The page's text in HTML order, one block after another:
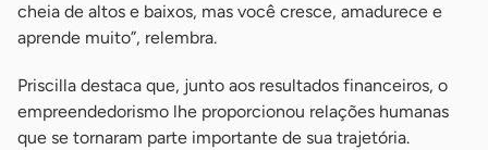
cheia de altos e baixos, mas você cresce, amadurece e
aprende muito”, relembra.
Priscilla destaca que, junto aos resultados financeiros, o
empreendedorismo lhe proporcionou relações humanas
que se tornaram parte importante de sua trajetória.